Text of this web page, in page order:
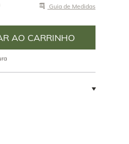
Guia de Medidas